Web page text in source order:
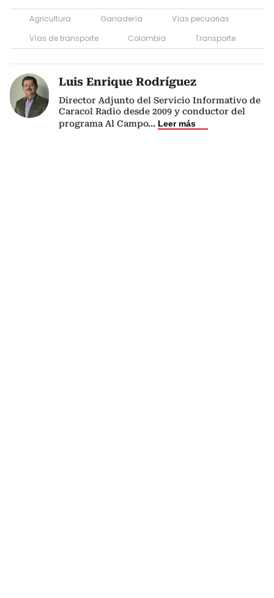
Agricultura Ganadería
Vías pecuarias
Vías de transporte
Colombia Transporte
Luis Enrique Rodríguez
Director Adjunto del Servicio Informativo de
Caracol Radio desde 2009 y conductor del
programa Al Campo... Leer más